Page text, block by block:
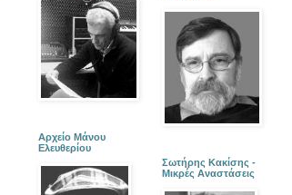
Αρχείο Μάνου
Ελευθερίου
Σωτήρης Κακίσης -
Μικρές Αναστάσεις